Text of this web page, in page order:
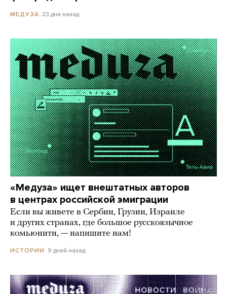
МЕДУЗА 23 дня назад
«Медуза» ищет внештатных авторов
в центрах российской эмиграции
Если вы живете в Сербии, Грузии, Израиле
и других странах, где большое русскоязычное
комьюнити, — напишите нам!
ИСТОРИИ 9 дней назад